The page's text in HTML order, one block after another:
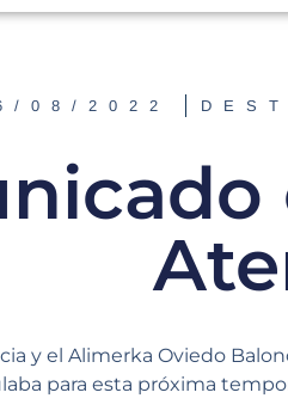
08/2022
y el Alimerka Oviedo
para esta próxima